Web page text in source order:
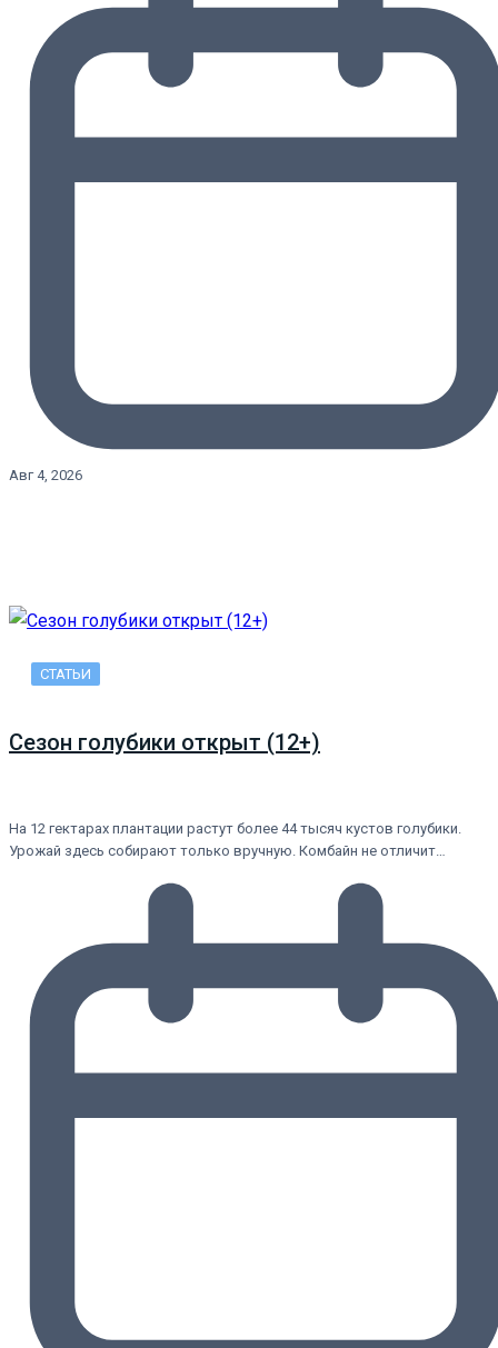
Авг 4, 2026
СТАТЬИ
Сезон голубики открыт (12+)
На 12 гектарах плантации растут более 44 тысяч кустов голубики.
Урожай здесь собирают только вручную. Комбайн не отличит…